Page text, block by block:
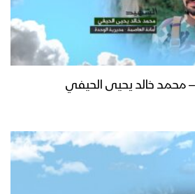
– محمد خالد يحيى الحيفي